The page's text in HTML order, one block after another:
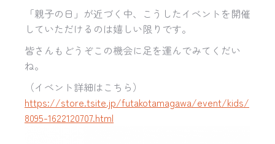
「親子の日」が近づく中、こうしたイベントを開催
していただけるのは嬉しい限りです。
皆さんもどうぞこの機会に足を運んでみてくだい
ね。
（イベント詳細はこちら）
https://store.tsite.jp/futakotamagawa/event/kids/
8095-1622120707.html